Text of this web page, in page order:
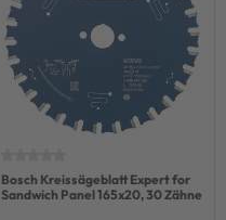
Bosch Kreissägeblatt Expert for
Sandwich Panel 165x20, 30 Zähne